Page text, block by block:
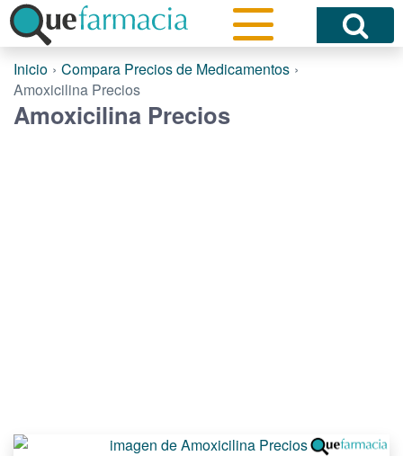
Inicio
Compara Precios de Medicamentos
Amoxicilina Precios
Amoxicilina Precios